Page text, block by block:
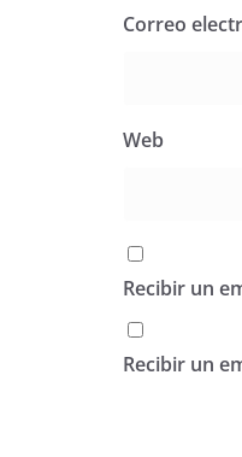
Correo
Web
Recibir un
Recibir un